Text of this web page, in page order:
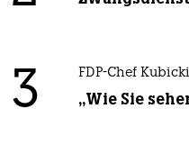
3 FDP-Chef
„Wie Sie